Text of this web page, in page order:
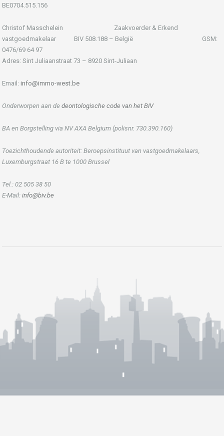
BE0704.515.156
Christof Masschelein Zaakvoerder & Erkend
vastgoedmakelaar BIV 508.188 – België GSM:
0476/69 64 97
Adres: Sint Juliaanstraat 73 – 8920 Sint-Juliaan
Email: info@immo-west.be
Onderworpen aan de deontologische code van het BIV
BA en Borgstelling via NV AXA Belgium (polisnr. 730.390.160)
Toezichthoudende autoriteit: Beroepsinstituut van vastgoedmakelaars,
Luxemburgstraat 16 B te 1000 Brussel
Tel.: 02 505 38 50
E-Mail: info@biv.be